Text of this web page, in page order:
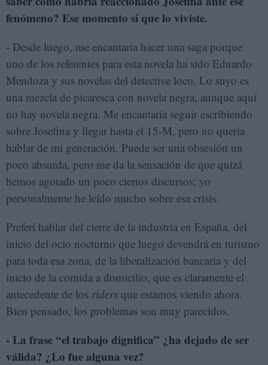
fenómeno? Ese momento sí que lo viviste.
- Desde luego, me encantaría hacer una saga porque
uno de los referentes para esta novela ha sido Eduardo
Mendoza y sus novelas del detective loco. Lo suyo es
una mezcla de picaresca con novela negra, aunque aquí
no hay novela negra. Me encantaría seguir escribiendo
sobre Josefina y llegar hasta el 15-M, pero no quería
hablar de mi generación. Puede ser una obsesión un
poco absurda, pero me da la sensación de que quizá
hemos agotado un poco ciertos discursos; yo
personalmente he leído mucho sobre esa crisis.
Preferí hablar del cierre de la industria en España, del
inicio del ocio nocturno que luego devendrá en turismo
para toda esa zona, de la liberalización bancaria y del
inicio de la comida a domicilio, que es claramente el
antecedente de los riders que estamos viendo ahora.
Bien pensado, los problemas son muy parecidos.
- La frase “el trabajo dignifica” ¿ha dejado de ser
válida? ¿Lo fue alguna vez?